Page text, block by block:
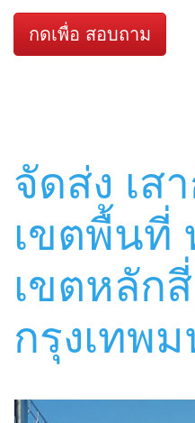
กดเพื่อ สอบถาม
จัดส่ง เส
เขตพื้นที่
เขตหลักสี่
กรุงเทพ